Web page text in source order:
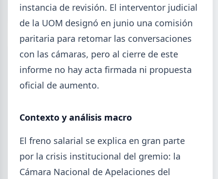
que se reordena hacia la minería y la energía.
GENERAL 2026-08-03
instancia de revisión. El interventor judicial
de la UOM designó en junio una comisión
paritaria para retomar las conversaciones
con las cámaras, pero al cierre de este
informe no hay acta firmada ni propuesta
oficial de aumento.
Contexto y análisis macro
El freno salarial se explica en gran parte
por la crisis institucional del gremio: la
Cámara Nacional de Apelaciones del